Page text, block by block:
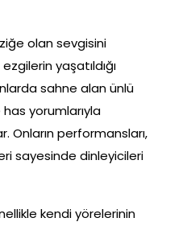
olan sevgisini
yaşatıldığı
sahne alan ünlü
yorumlarıyla
Onların performansları,
sayesinde dinleyicileri
kendi yörelerinin